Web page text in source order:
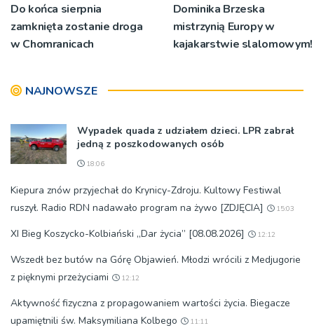
Do końca sierpnia
zamknięta zostanie droga
w Chomranicach
Dominika Brzeska
mistrzynią Europy w
kajakarstwie slalomowym!
NAJNOWSZE
Wypadek quada z udziałem dzieci. LPR zabrał
jedną z poszkodowanych osób
18:06
Kiepura znów przyjechał do Krynicy-Zdroju. Kultowy Festiwal
ruszył. Radio RDN nadawało program na żywo [ZDJĘCIA]
15:03
XI Bieg Koszycko-Kolbiański „Dar życia” [08.08.2026] 12:12
Wszedł bez butów na Górę Objawień. Młodzi wrócili z Medjugorie
z pięknymi przeżyciami
12:12
Aktywność fizyczna z propagowaniem wartości życia. Biegacze
upamiętnili św. Maksymiliana Kolbego
11:11